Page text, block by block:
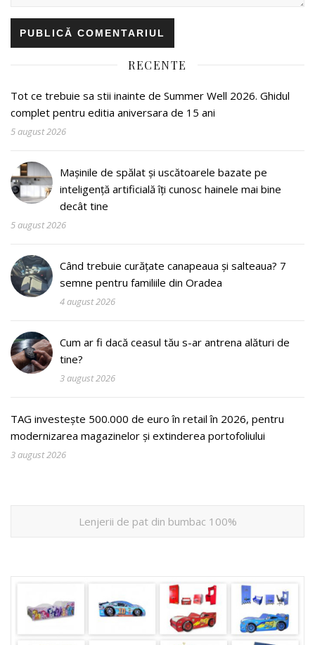
RECENTE
Tot ce trebuie sa stii inainte de Summer Well 2026. Ghidul
complet pentru editia aniversara de 15 ani
5 august 2026
Mașinile de spălat și uscătoarele bazate pe
inteligență artificială îți cunosc hainele mai bine
decât tine
5 august 2026
Când trebuie curățate canapeaua și salteaua? 7
semne pentru familiile din Oradea
4 august 2026
Cum ar fi dacă ceasul tău s-ar antrena alături de
tine?
3 august 2026
TAG investește 500.000 de euro în retail în 2026, pentru
modernizarea magazinelor și extinderea portofoliului
3 august 2026
Lenjerii de pat din bumbac 100%